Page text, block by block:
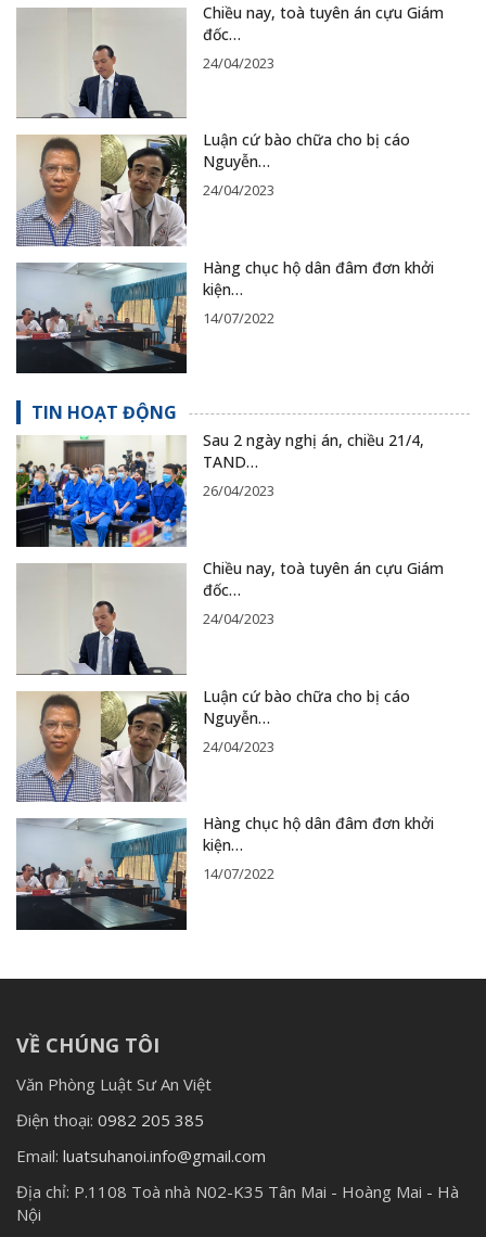
Chiều nay, toà tuyên án cựu Giám
đốc…
24/04/2023
Luận cứ bào chữa cho bị cáo
Nguyễn…
24/04/2023
Hàng chục hộ dân đâm đơn khởi
kiện…
14/07/2022
TIN HOẠT ĐỘNG
Sau 2 ngày nghị án, chiều 21/4,
TAND…
26/04/2023
Chiều nay, toà tuyên án cựu Giám
đốc…
24/04/2023
Luận cứ bào chữa cho bị cáo
Nguyễn…
24/04/2023
Hàng chục hộ dân đâm đơn khởi
kiện…
14/07/2022
VỀ CHÚNG TÔI
Văn Phòng Luật Sư An Việt
Điện thoại: 0982 205 385
Email: luatsuhanoi.info@gmail.com
Địa chỉ: P.1108 Toà nhà N02-K35 Tân Mai - Hoàng Mai - Hà
Nội